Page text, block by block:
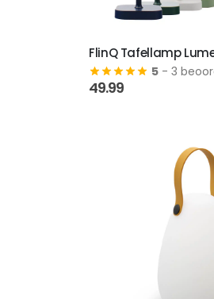
Dit
product
heeft
FlinQ Tafellamp
5 - 3
49.99